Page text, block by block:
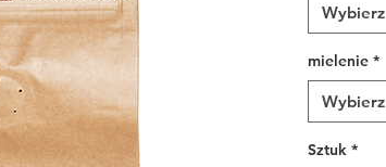
Wybierz
mielenie *
Wybierz
Sztuk *